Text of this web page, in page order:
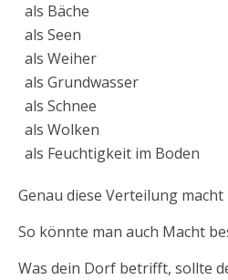
als Bäche
als Seen
als Weiher
als Grundwasser
als Schnee
als Wolken
als Feuchtigkeit im Boden
Genau diese Verteilung macht
So könnte man auch Macht
Was dein Dorf betrifft, sollte